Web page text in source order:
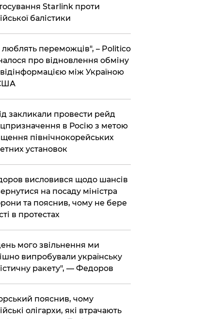
Starlink проти
балістики
люблять переможців", – Politico
про відновлення обміну
між Україною
закликали провести рейд
в Росію з метою
північнокорейських
установок
висловився щодо шансів
на посаду міністра
та пояснив, чому не бере
в протестах
мого звільнення ми
випробували українську
ракету", — Федоров
пояснив, чому
олігархи, які втрачають